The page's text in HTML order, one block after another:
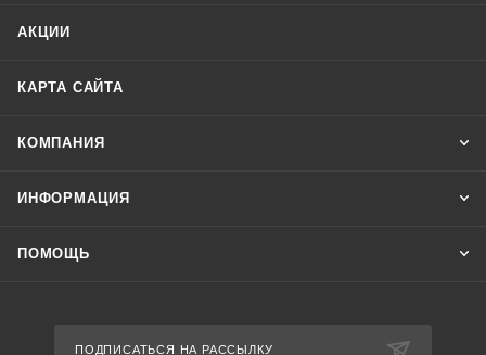
АКЦИИ
КАРТА САЙТА
КОМПАНИЯ
ИНФОРМАЦИЯ
ПОМОЩЬ
ПОДПИСАТЬСЯ НА РАССЫЛКУ